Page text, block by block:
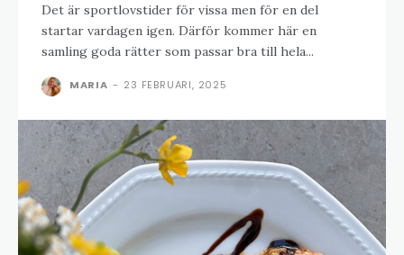
Det är sportlovstider för vissa men för en del
startar vardagen igen. Därför kommer här en
samling goda rätter som passar bra till hela...
MARIA - 23 FEBRUARI, 2025